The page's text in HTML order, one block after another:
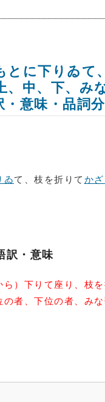
とに下りゐて
、中、下、み
・意味・品詞
ゐて、枝を折りて かざ
訳・意味
）下りて座り、枝
者、下位の者、みな